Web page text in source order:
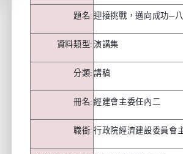
題名: 迎接挑戰，邁向成功─
資料類型: 演講集
分類: 講稿
冊名: 經建會主委任內二
職銜: 行政院經濟建設委員會